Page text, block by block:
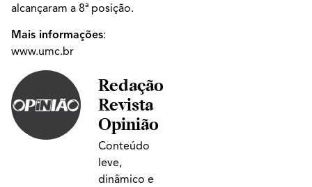
alcançaram a 8ª posição.
Mais informações:
www.umc.br
Redação
Revista
Opinião
Conteúdo
leve,
dinâmico e